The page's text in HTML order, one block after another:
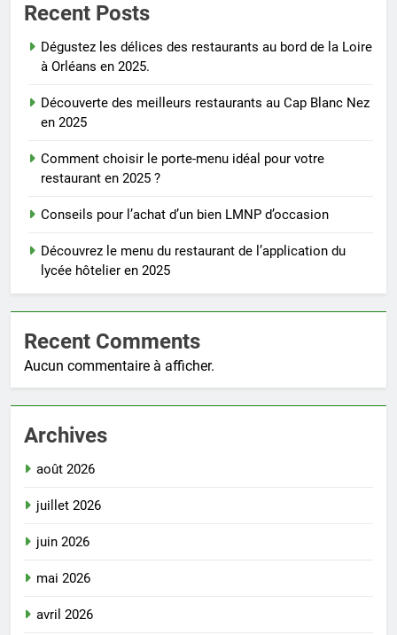
Recent Posts
Dégustez les délices des restaurants au bord de la Loire
à Orléans en 2025.
Découverte des meilleurs restaurants au Cap Blanc Nez
en 2025
Comment choisir le porte-menu idéal pour votre
restaurant en 2025 ?
Conseils pour l’achat d’un bien LMNP d’occasion
Découvrez le menu du restaurant de l’application du
lycée hôtelier en 2025
Recent Comments
Aucun commentaire à afficher.
Archives
août 2026
juillet 2026
juin 2026
mai 2026
avril 2026